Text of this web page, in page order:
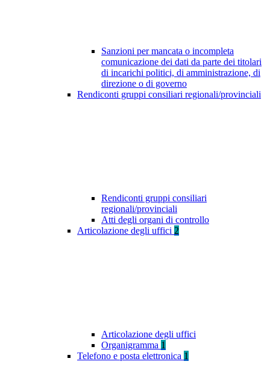
Sanzioni per mancata o incompleta
comunicazione dei dati da parte dei titolari
di incarichi politici, di amministrazione, di
direzione o di governo
Rendiconti gruppi consiliari regionali/provinciali
Rendiconti gruppi consiliari
regionali/provinciali
Atti degli organi di controllo
Articolazione degli uffici 2
Articolazione degli uffici
Organigramma 1
Telefono e posta elettronica 1